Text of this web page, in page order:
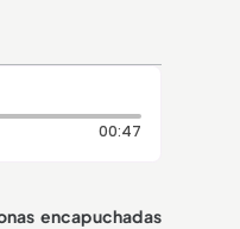
00:47Duración: 47
encapuchadas